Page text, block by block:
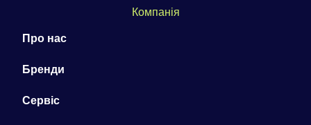
Компанія
Про нас
Бренди
Сервіс